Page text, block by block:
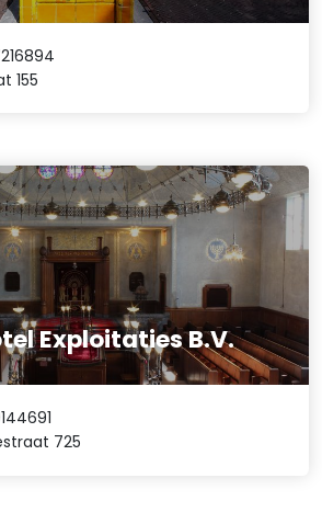
155
Exploitaties B.V.
725